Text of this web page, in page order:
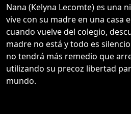
Nana (Kelyna Lecomte) es una
vive con su madre en una casa
cuando vuelve del colegio,
madre no está y todo es
no tendrá más remedio que
utilizando su precoz libertad
mundo.